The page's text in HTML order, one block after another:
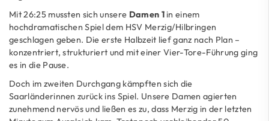
Mit 26:25 mussten sich unsere Damen 1in einem
hochdramatischen Spiel dem HSV Merzig/Hilbringen
geschlagen geben. Die erste Halbzeit lief ganz nach Plan –
konzentriert, strukturiert und mit einer Vier-Tore-Führung ging
es in die Pause.
Doch im zweiten Durchgang kämpften sich die
Saarländerinnen zurück ins Spiel. Unsere Damen agierten
zunehmend nervös und ließen es zu, dass Merzig in der letzten